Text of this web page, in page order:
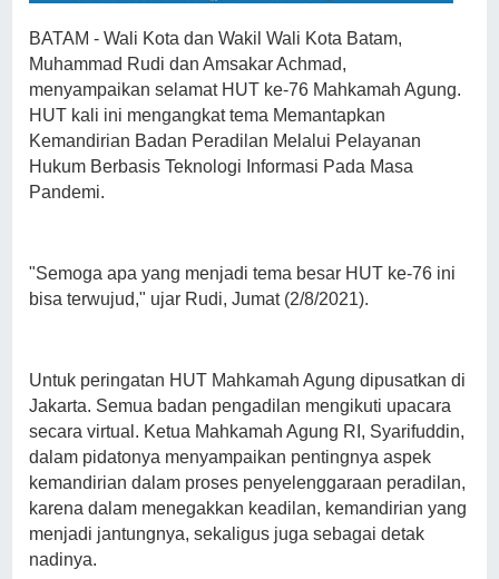
BATAM - Wali Kota dan Wakil Wali Kota Batam,
Muhammad Rudi dan Amsakar Achmad,
menyampaikan selamat HUT ke-76 Mahkamah Agung.
HUT kali ini mengangkat tema Memantapkan
Kemandirian Badan Peradilan Melalui Pelayanan
Hukum Berbasis Teknologi Informasi Pada Masa
Pandemi.
"Semoga apa yang menjadi tema besar HUT ke-76 ini
bisa terwujud," ujar Rudi, Jumat (2/8/2021).
Untuk peringatan HUT Mahkamah Agung dipusatkan di
Jakarta. Semua badan pengadilan mengikuti upacara
secara virtual. Ketua Mahkamah Agung RI, Syarifuddin,
dalam pidatonya menyampaikan pentingnya aspek
kemandirian dalam proses penyelenggaraan peradilan,
karena dalam menegakkan keadilan, kemandirian yang
menjadi jantungnya, sekaligus juga sebagai detak
nadinya.